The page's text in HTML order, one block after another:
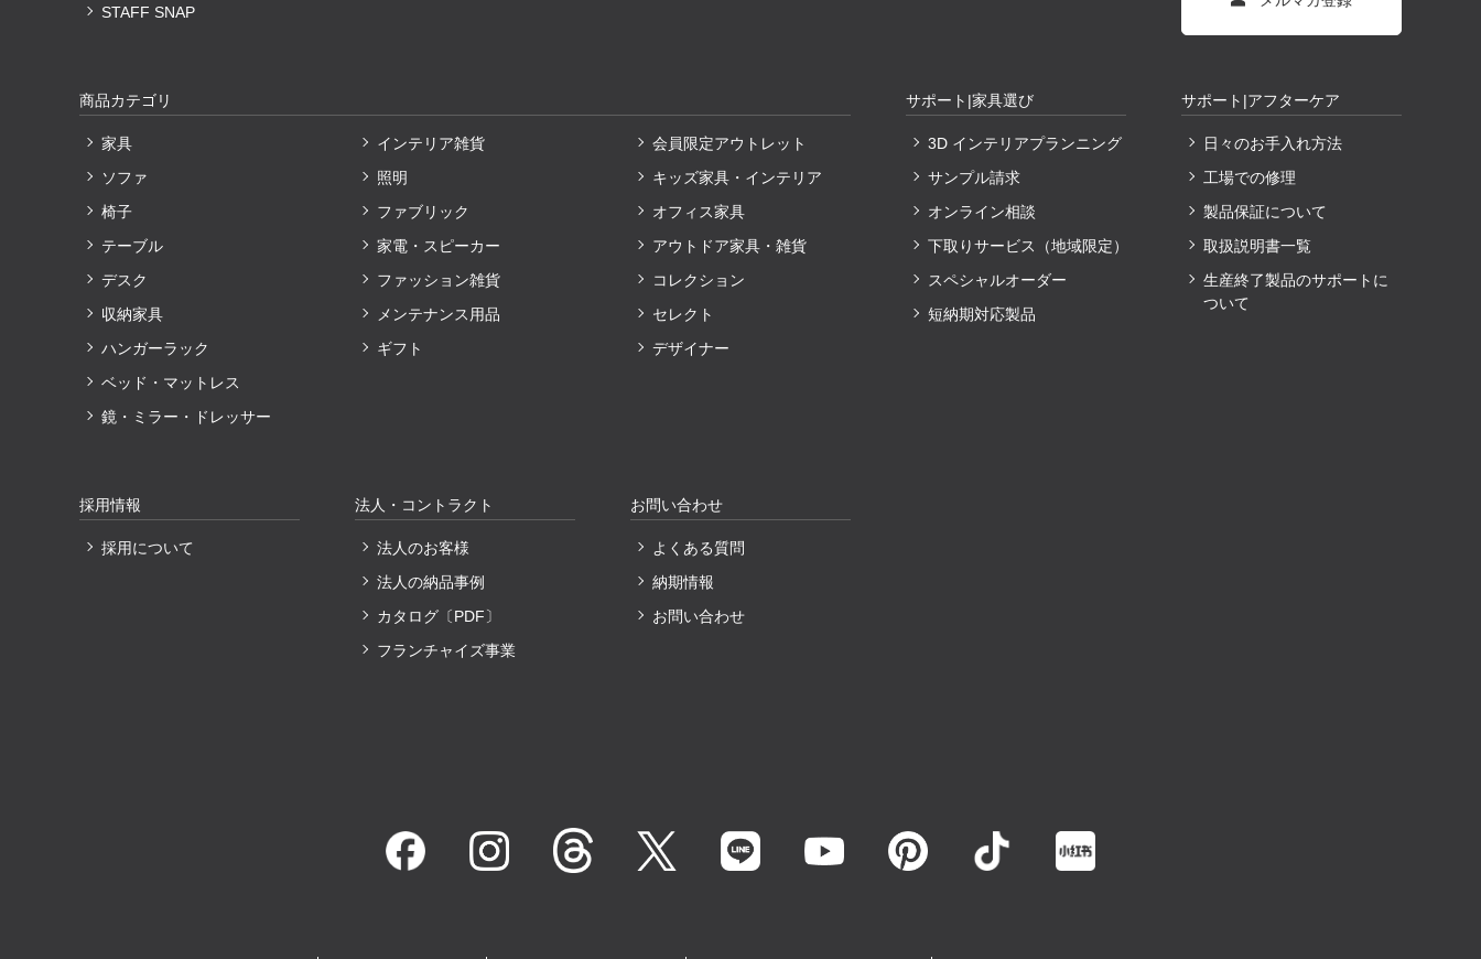
STAFF SNAP
商品カテゴリ
家具
ソファ
椅子
テーブル
デスク
収納家具
ハンガーラック
ベッド・マットレス
鏡・ミラー・ドレッサー
インテリア雑貨
照明
ファブリック
家電・スピーカー
ファッション雑貨
メンテナンス用品
ギフト
会員限定アウトレット
キッズ家具・インテリア
オフィス家具
アウトドア家具・雑貨
コレクション
セレクト
デザイナー
サポート|家具選び
3D インテリアプランニング
サンプル請求
オンライン相談
下取りサービス（地域限定）
スペシャルオーダー
短納期対応製品
サポート|アフターケア
日々のお手入れ方法
工場での修理
製品保証について
取扱説明書一覧
生産終了製品のサポートに
ついて
採用情報
採用について
法人・コントラクト
法人のお客様
法人の納品事例
カタログ〔PDF〕
フランチャイズ事業
お問い合わせ
よくある質問
納期情報
お問い合わせ